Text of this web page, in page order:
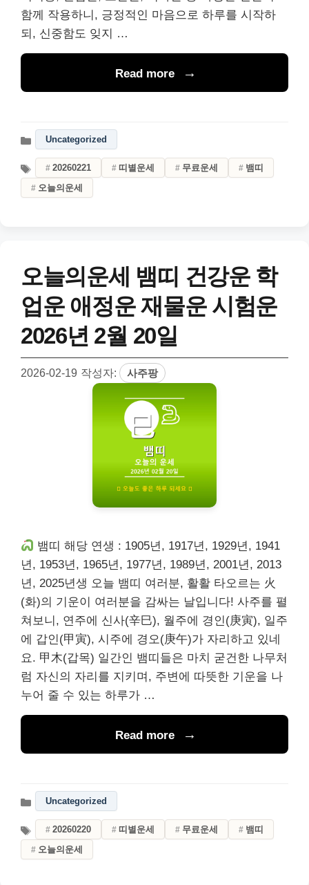
함께 작용하니, 긍정적인 마음으로 하루를 시작하
되, 신중함도 잊지 …
Read more
Uncategorized
20260221 띠별운세 무료운세
뱀띠
오늘의운세
오늘의운세 뱀띠 건강운 학
업운 애정운 재물운 시험운
2026년 2월 20일
2026-02-19 작성자: 사주팡
뱀띠 해당 연생 : 1905년, 1917년, 1929년, 1941
년, 1953년, 1965년, 1977년, 1989년, 2001년, 2013
년, 2025년생 오늘 뱀띠 여러분, 활활 타오르는 火
(화)의 기운이 여러분을 감싸는 날입니다! 사주를 펼
쳐보니, 연주에 신사(辛巳), 월주에 경인(庚寅), 일주
에 갑인(甲寅), 시주에 경오(庚午)가 자리하고 있네
요. 甲木(갑목) 일간인 뱀띠들은 마치 굳건한 나무처
럼 자신의 자리를 지키며, 주변에 따뜻한 기운을 나
누어 줄 수 있는 하루가 …
Read more
Uncategorized
20260220 띠별운세 무료운세
뱀띠
오늘의운세